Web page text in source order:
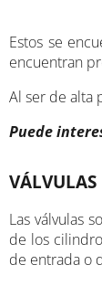
Estos se
encuentran
Al ser de alta
Puede
VÁLVULAS
Las válvulas
de los
de entrada o